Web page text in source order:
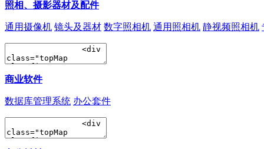
照相、摄影器材及配件
通用摄像机 镜头及器材 数字照相机 通用照相机 静视频照相机
商业软件
数据库管理系统 办公套件